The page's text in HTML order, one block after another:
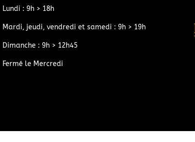
Lundi : 9h > 18h
Mardi, jeudi, vendredi et samedi : 9h > 19h
Dimanche : 9h > 12h45
Fermé le Mercredi